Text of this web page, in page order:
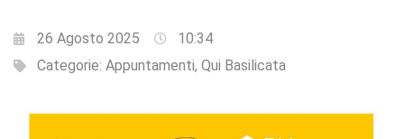
26 Agosto 2025
10:34
Categorie: Appuntamenti, Qui Basilicata